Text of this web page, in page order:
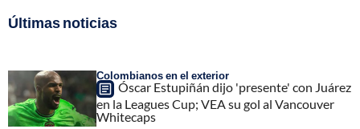
Últimas noticias
Colombianos en el exterior
Óscar Estupiñán dijo 'presente' con Juárez
en la Leagues Cup; VEA su gol al Vancouver
Whitecaps